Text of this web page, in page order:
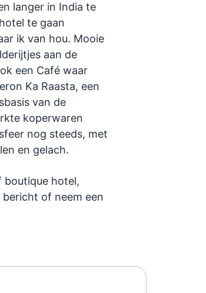
langer in India te
te gaan
ik van hou. Mooie
aan de
een Café waar
Ka Raasta, een
van de
koperwaren
nog steeds, met
en gelach.
boutique hotel,
of neem een